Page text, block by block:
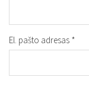
El. pašto adresas *